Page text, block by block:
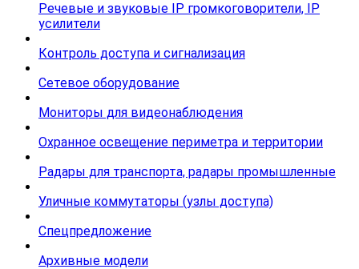
Речевые и звуковые IP громкоговорители, IP
усилители
Контроль доступа и сигнализация
Сетевое оборудование
Мониторы для видеонаблюдения
Охранное освещение периметра и территории
Радары для транспорта, радары промышленные
Уличные коммутаторы (узлы доступа)
Спецпредложение
Архивные модели